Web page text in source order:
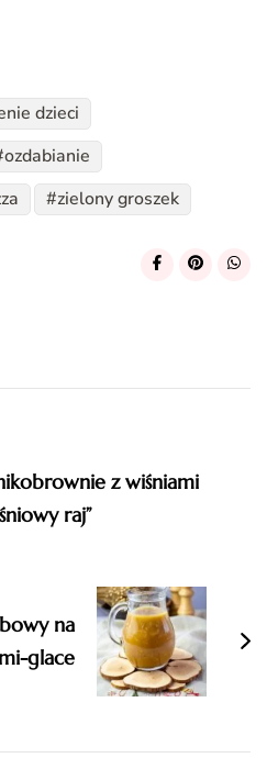
dzieci
ozdabianie
zielony groszek
z wiśniami
raj”
na
glace